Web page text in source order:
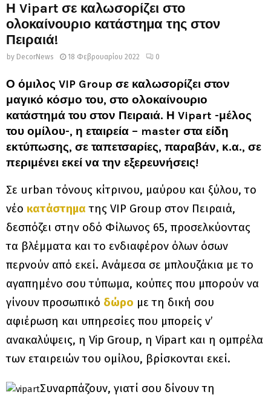
Η Vipart σε καλωσορίζει στο
ολοκαίνουριο κατάστημα της στον
Πειραιά!
by DecorNews 18 Φεβρουαρίου 2022 0
Ο όμιλος VIP Group σε καλωσορίζει στον
μαγικό κόσμο του, στο ολοκαίνουριο
κατάστημά του στον Πειραιά. Η Vipart -μέλος
του ομίλου-, η εταιρεία – master στα είδη
εκτύπωσης, σε ταπετσαρίες, παραβάν, κ.α., σε
περιμένει εκεί να την εξερευνήσεις!
Σε urban τόνους κίτρινου, μαύρου και ξύλου, το
νέο κατάστημα της VIP Group στον Πειραιά,
δεσπόζει στην οδό Φίλωνος 65, προσελκύοντας
τα βλέμματα και το ενδιαφέρον όλων όσων
περνούν από εκεί. Ανάμεσα σε μπλουζάκια με το
αγαπημένο σου τύπωμα, κούπες που μπορούν να
γίνουν προσωπικό δώρο με τη δική σου
αφιέρωση και υπηρεσίες που μπορείς ν’
ανακαλύψεις, η Vip Group, η Vipart και η ομπρέλα
των εταιρειών του ομίλου, βρίσκονται εκεί.
Συναρπάζουν, γιατί σου δίνουν τη